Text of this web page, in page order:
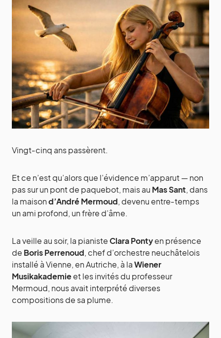
Vingt‑cinq ans passèrent.
Et ce n’est qu’alors que l’évidence m’apparut — non
pas sur un pont de paquebot, mais au Mas Sant, dans
la maisond’André Mermoud, devenu entre‑temps
un ami profond, un frère d’âme.
La veille au soir, la pianisteClara Pontyen présence
de Boris Perrenoud, chef d’orchestre neuchâtelois
installé à Vienne, en Autriche, à laWiener
Musikakademieet les invités du professeur
Mermoud, nous avait interprété diverses
compositions de sa plume.